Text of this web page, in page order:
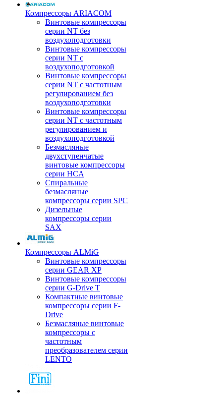
Компрессоры ARIACOM
Винтовые компрессоры
серии NT без
воздухоподготовки
Винтовые компрессоры
серии NT c
воздухоподготовкой
Винтовые компрессоры
серии NT с частотным
регулированием без
воздухоподготовки
Винтовые компрессоры
серии NT с частотным
регулированием и
воздухоподготовкой
Безмасляные
двухступенчатые
винтовые компрессоры
серии HCA
Спиральные
безмасляные
компрессоры серии SPC
Дизельные
компрессоры серии
SAX
Компрессоры ALMiG
Винтовые компрессоры
серии GEAR XP
Винтовые компрессоры
серии G-Drive T
Компактные винтовые
компрессоры серии F-
Drive
Безмасляные винтовые
компрессоры с
частотным
преобразователем серии
LENTO